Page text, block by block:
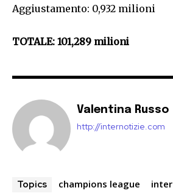
Aggiustamento: 0,932 milioni
TOTALE: 101,289 milioni
Valentina Russo
http://internotizie.com
Topics champions league inter